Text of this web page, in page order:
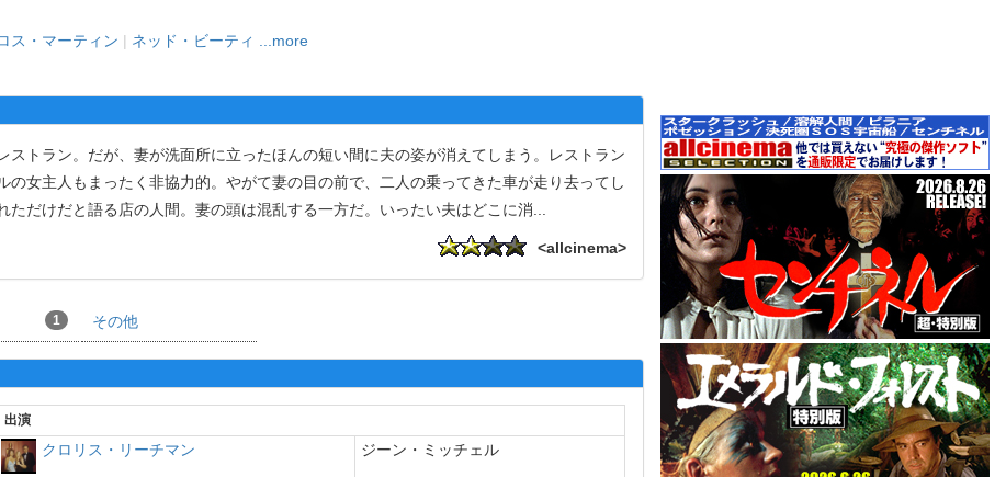
ス・マーティン | ネッド・ビーティ ...more
トラン。だが、妻が洗面所に立ったほんの短い間に夫の姿が消えてしまう。レストラン
女主人もまったく非協力的。やがて妻の目の前で、二人の乗ってきた車が走り去ってし
だけだと語る店の人間。妻の頭は混乱する一方だ。いったい夫はどこに消
<allcinema>
1 その他
出演
クロリス・リーチマン ジーン・ミッチェル